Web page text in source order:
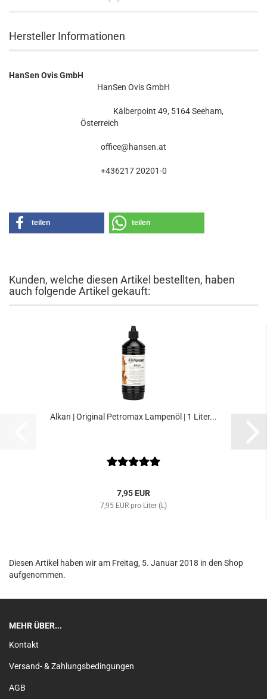
Hersteller Informationen
HanSen Ovis GmbH
HanSen Ovis GmbH
Kälberpoint 49, 5164 Seeham,
Österreich
office@hansen.at
+436217 20201-0
teilen teilen
Kunden, welche diesen Artikel bestellten, haben
auch folgende Artikel gekauft:
Alkan | Original Petromax Lampenöl | 1 Liter...
7,95 EUR
7,95 EUR pro Liter (L)
Diesen Artikel haben wir am Freitag, 5. Januar 2018 in den Shop
aufgenommen.
MEHR ÜBER...
Kontakt
Versand- & Zahlungsbedingungen
AGB